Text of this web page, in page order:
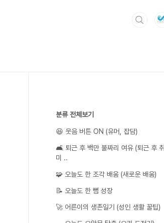
분류 전체보기
😆 웃음 버튼 ON (유머, 잡담)
🛋️ 퇴근 후 백만 불짜리 여유 (퇴근 후 취
미 ..
🧩 오늘도 한 조각 배움 (새로운 배움)
📝 오늘도 한 뼘 성장
🚀 어른이의 생존일기 (성인 생활 꿀팁)